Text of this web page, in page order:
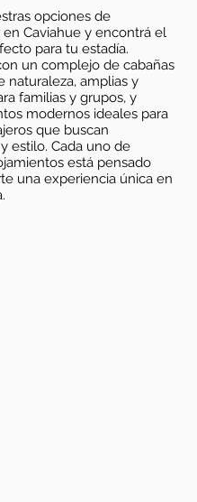
opciones de
Caviahue y encontrá el
para tu estadía.
un complejo de cabañas
naturaleza, amplias y
familias y grupos, y
modernos ideales para
que buscan
estilo. Cada uno de
está pensado
una experiencia única en